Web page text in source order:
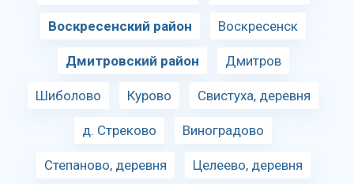
Воскресенский район Воскресенск
Дмитровский район Дмитров
Шиболово Курово Свистуха, деревня
д. Стреково Виноградово
Степаново, деревня Целеево, деревня